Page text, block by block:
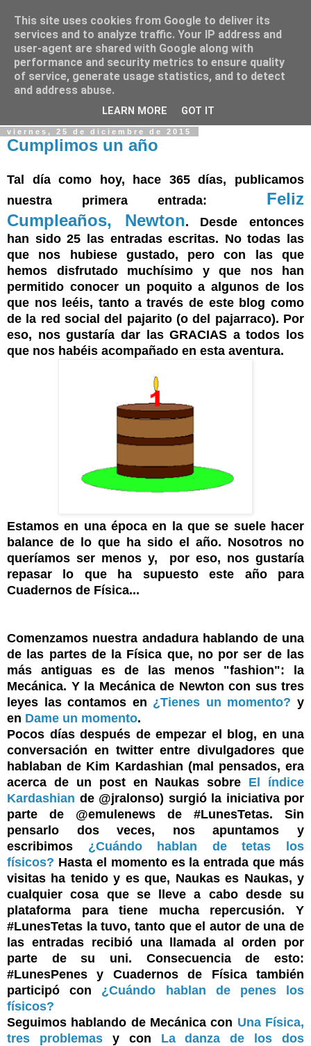
Cuadernos de Física
Física, física y más física
viernes, 25 de diciembre de 2015
Cumplimos un año
Tal día como hoy, hace 365 días, publicamos
nuestra primera entrada: Feliz
Cumpleaños, Newton. Desde entonces
han sido 25 las entradas escritas. No todas las
que nos hubiese gustado, pero con las que
hemos disfrutado muchísimo y que nos han
permitido conocer un poquito a algunos de los
que nos leéis, tanto a través de este blog como
de la red social del pajarito (o del pajarraco). Por
eso, nos gustaría dar las GRACIAS a todos los
que nos habéis acompañado en esta aventura.
Estamos en una época en la que se suele hacer
balance de lo que ha sido el año. Nosotros no
queríamos ser menos y, por eso, nos gustaría
repasar lo que ha supuesto este año para
Cuadernos de Física...
Comenzamos nuestra andadura hablando de una
de las partes de la Física que, no por ser de las
más antiguas es de las menos "fashion": la
Mecánica. Y la Mecánica de Newton con sus tres
leyes las contamos en ¿Tienes un momento? y
en Dame un momento.
Pocos días después de empezar el blog, en una
conversación en twitter entre divulgadores que
hablaban de Kim Kardashian (mal pensados, era
acerca de un post en Naukas sobre El índice
Kardashian de @jralonso) surgió la iniciativa por
parte de @emulenews de #LunesTetas. Sin
pensarlo dos veces, nos apuntamos y
escribimos ¿Cuándo hablan de tetas los
físicos? Hasta el momento es la entrada que más
visitas ha tenido y es que, Naukas es Naukas, y
cualquier cosa que se lleve a cabo desde su
plataforma para tiene mucha repercusión. Y
#LunesTetas la tuvo, tanto que el autor de una de
las entradas recibió una llamada al orden por
parte de su uni. Consecuencia de esto:
#LunesPenes y Cuadernos de Físicatambién
participó con ¿Cuándo hablan de penes los
físicos?
Seguimos hablando de Mecánica con Una Física,
tres problemasy con La danza de los dos
This site uses cookies from Google to deliver its
services and to analyze traffic. Your IP address and
user-agent are shared with Google along with
performance and security metrics to ensure quality
of service, generate usage statistics, and to detect
and address abuse.
LEARN MORE GOT IT